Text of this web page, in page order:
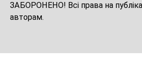
ЗАБОРОНЕНО! Всі права на
авторам.